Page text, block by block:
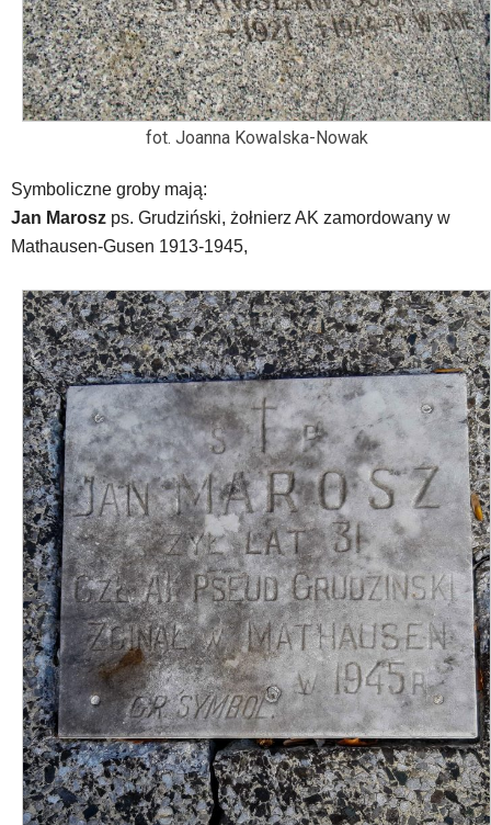
fot. Joanna Kowalska-Nowak
Symboliczne groby mają:
Jan Marosz ps. Grudziński, żołnierz AK zamordowany w
Mathausen-Gusen 1913-1945,